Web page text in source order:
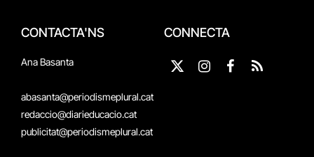
CONTACTA'NS
Ana Basanta
abasanta@periodismeplural.cat
redaccio@diarieducacio.cat
publicitat@periodismeplural.cat
CONNECTA
X
Instagram
Facebook
RSS